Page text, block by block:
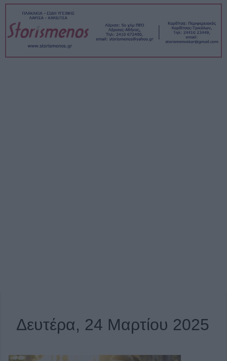
Δευτέρα, 24 Μαρτίου 2025